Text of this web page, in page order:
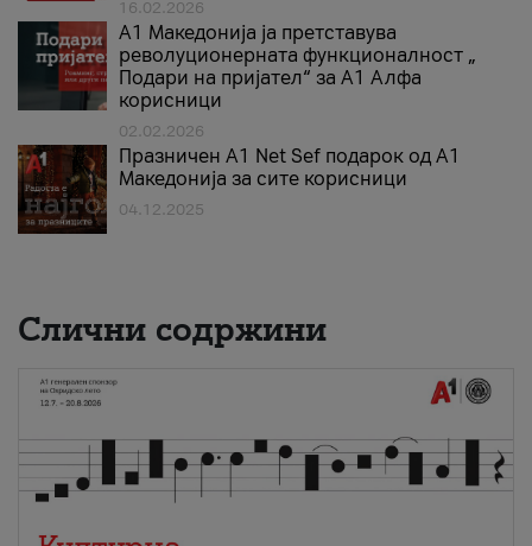
16.02.2026
А1 Македонија ја претставува
револуционерната функционалност „
Подари на пријател“ за А1 Алфа
корисници
02.02.2026
Празничен A1 Net Sеf подарок од А1
Македонија за сите корисници
04.12.2025
Слични содржини